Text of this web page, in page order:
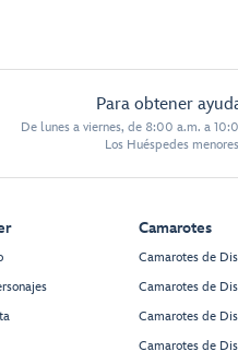
Para obtener
De lunes a viernes, de 8:00 a.m. a
Los Huéspedes
Camarotes
Camarotes de
Camarotes de
Camarotes de
Camarotes de